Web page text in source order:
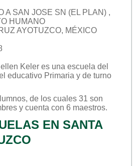
A SAN JOSE SN (EL PLAN) ,
HUMANO
AYOTUZCO, MÉXICO
Keler es una escuela del
educativo Primaria y de turno
de los cuales 31 son
y cuenta con 6 maestros.
EN SANTA